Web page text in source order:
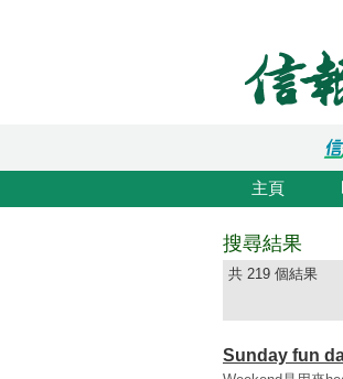
主頁
搜尋結果
共 219 個結果
Sunday fun